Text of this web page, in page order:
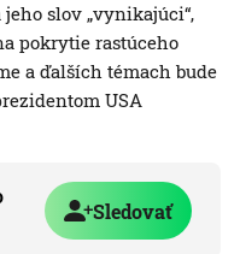
slov „vynikajúci“,
pokrytie rastúceho
a ďalších témach bude
USA
Sledovať